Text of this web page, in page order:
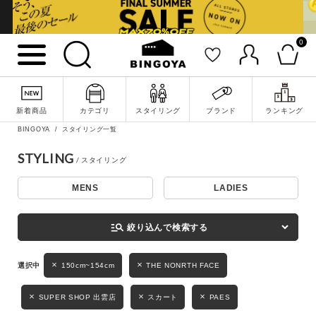
0
新着商品 カテゴリ スタイリング ブランド ランキング
詳細検索
キーワード
性別
MENS LADIES
BINGOYA スタイリング一覧
STYLING
MENS LADIES
manage_search 絞り込んで検索する
150cm~154cm THE NONRTH FACE
SUPER SHOP 出雲店 スカート PAES